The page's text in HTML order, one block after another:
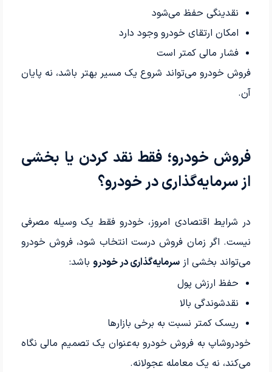
نقدینگی حفظ می‌شود
امکان ارتقای خودرو وجود دارد
فشار مالی کمتر است
فروش خودرو می‌تواند شروع یک مسیر بهتر باشد، نه پایان
آن.
فروش خودرو؛ فقط نقد کردن یا بخشی
از سرمایه‌گذاری در خودرو؟
در شرایط اقتصادی امروز، خودرو فقط یک وسیله مصرفی
نیست. اگر زمان فروش درست انتخاب شود، فروش خودرو
می‌تواند بخشی از سرمایه‌گذاری در خودروباشد:
حفظ ارزش پول
نقدشوندگی بالا
ریسک کمتر نسبت به برخی بازارها
خودروشاپ به فروش خودرو به‌عنوان یک تصمیم مالی نگاه
می‌کند، نه یک معامله عجولانه.